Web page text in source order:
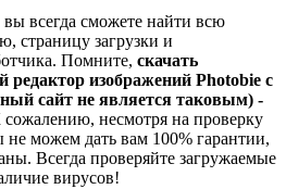
всегда сможете найти всю
страницу загрузки и
Помните, скачать
редактор изображений Photobie с
сайт не является таковым) -
сожалению, несмотря на проверку
можем дать вам 100% гарантии,
Всегда проверяйте загружаемые
вирусов!